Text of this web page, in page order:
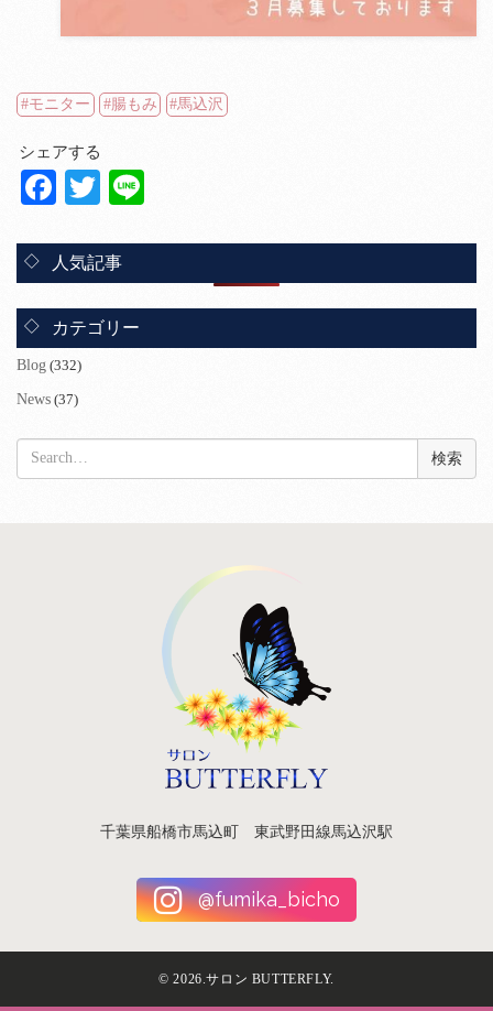
モニター 腸もみ 馬込沢
シェアする
Facebook
Twitter
人気記事
カテゴリー
Blog (332)
News (37)
索:
千葉県船橋市馬込町 東武野田線馬込沢駅
@fumika_bicho
©2026.サロン BUTTERFLY.